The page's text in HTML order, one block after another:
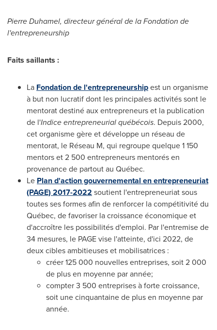
Pierre Duhamel, directeur général de la Fondation de
l'entrepreneurship
Faits saillants :
La Fondation de l'entrepreneurshipest un organisme
à but non lucratif dont les principales activités sont le
mentorat destiné aux entrepreneurs et la publication
de l'Indice entrepreneurialquébécois. Depuis2000,
cetorganisme gère et développe un réseau de
mentorat, le Réseau M, qui regroupe quelque 1 150
mentors et 2 500 entrepreneurs mentorés en
provenance de partout au Québec.
Le Plan d'action gouvernemental en entrepreneuriat
(PAGE) 2017-2022 soutient l'entrepreneuriat sous
toutes ses formes afin de renforcer la compétitivité du
Québec, de favoriser la croissance économique et
d'accroître les possibilités d'emploi. Par l'entremise de
34 mesures, le PAGE vise l'atteinte, d'ici 2022, de
deux cibles ambitieuses et mobilisatrices :
créer 125 000 nouvelles entreprises, soit 2 000
de plus en moyenne par année;
compter 3 500 entreprises à forte croissance,
soit une cinquantaine de plus en moyenne par
année.